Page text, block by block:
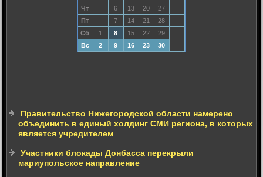
Чт
6 13 20
27
Пт
7 14 21
28
Сб
1 8 15 22
29
Вс
2 9 16 23 30
Правительство Нижегородской области намерено
объединить в единый холдинг СМИ региона, в которых
является учредителем
Участники блокады Донбасса перекрыли
мариупольское направление